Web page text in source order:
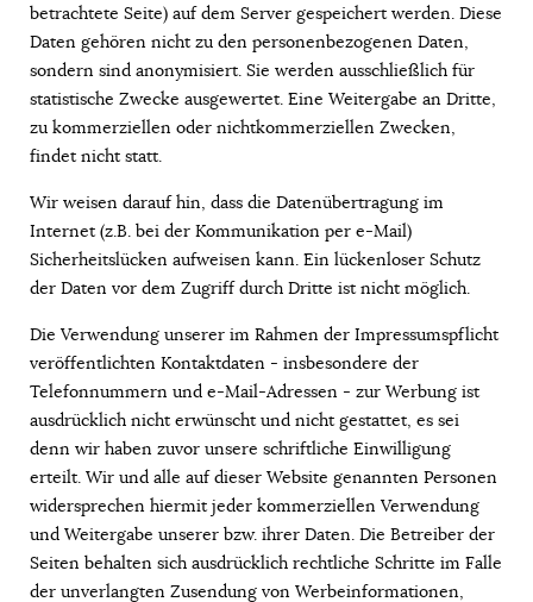
betrachtete Seite) auf dem Server gespeichert werden. Diese
Daten gehören nicht zu den personenbezogenen Daten,
sondern sind anonymisiert. Sie werden ausschließlich für
statistische Zwecke ausgewertet. Eine Weitergabe an Dritte,
zu kommerziellen oder nichtkommerziellen Zwecken,
findet nicht statt.
Wir weisen darauf hin, dass die Datenübertragung im
Internet (z.B. bei der Kommunikation per e-Mail)
Sicherheitslücken aufweisen kann. Ein lückenloser Schutz
der Daten vor dem Zugriff durch Dritte ist nicht möglich.
Die Verwendung unserer im Rahmen der Impressumspflicht
veröffentlichten Kontaktdaten - insbesondere der
Telefonnummern und e-Mail-Adressen - zur Werbung ist
ausdrücklich nicht erwünscht und nicht gestattet, es sei
denn wir haben zuvor unsere schriftliche Einwilligung
erteilt. Wir und alle auf dieser Website genannten Personen
widersprechen hiermit jeder kommerziellen Verwendung
und Weitergabe unserer bzw. ihrer Daten. Die Betreiber der
Seiten behalten sich ausdrücklich rechtliche Schritte im Falle
der unverlangten Zusendung von Werbeinformationen,